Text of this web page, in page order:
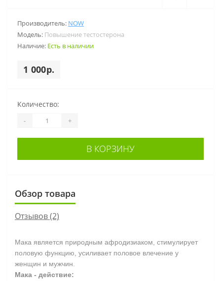
Производитель: NOW
Модель: Повышение тестостерона
Наличие: Есть в наличии
1 000р.
Количество:
- +
В КОРЗИНУ
Обзор товара
Отзывов (2)
Мака является природным афродизиаком, стимулирует
половую функцию, усиливает половое влечение у
женщин и мужчин.
Мака - действие: